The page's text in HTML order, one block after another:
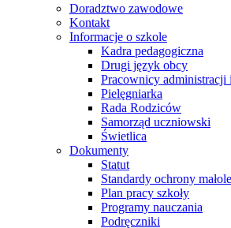
Doradztwo zawodowe
Kontakt
Informacje o szkole
Kadra pedagogiczna
Drugi język obcy
Pracownicy administracji
Pielęgniarka
Rada Rodziców
Samorząd uczniowski
Świetlica
Dokumenty
Statut
Standardy ochrony
Plan pracy szkoły
Programy nauczania
Podręczniki